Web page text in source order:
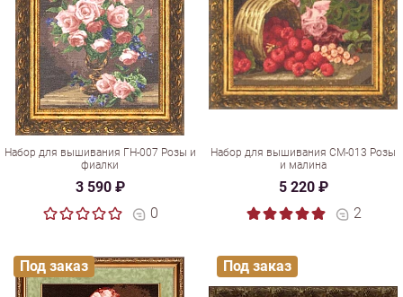
Набор для вышивания ГН-007 Розы и
фиалки
3 590 ₽
0
Набор для вышивания СМ-013 Розы
и малина
5 220 ₽
2
Под заказ Под заказ